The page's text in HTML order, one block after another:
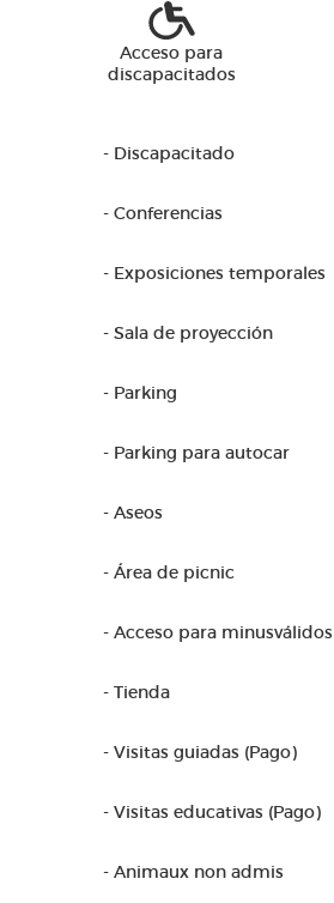
Acceso para
discapacitados
- Discapacitado
- Conferencias
- Exposiciones temporales
- Sala de proyección
- Parking
- Parking para autocar
- Aseos
- Área de picnic
- Acceso para minusválidos
- Tienda
- Visitas guiadas (Pago)
- Visitas educativas (Pago)
- Animaux non admis